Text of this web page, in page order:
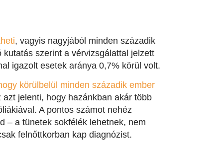
, vagyis nagyjából minden századik
szerint a vérvizsgálattal jelzett
igazolt esetek aránya 0,7% körül volt.
körülbelül minden századik ember
jelenti, hogy hazánkban akár több
A pontos számot nehéz
– a tünetek sokfélék lehetnek, nem
felnőttkorban kap diagnózist.